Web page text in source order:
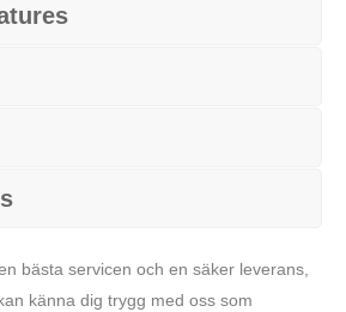
bästa servicen och en säker leverans,
känna dig trygg med oss som